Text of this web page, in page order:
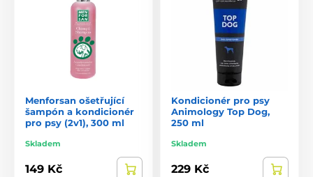
Menforsan ošetřující
šampón a kondicionér
pro psy (2v1), 300 ml
Skladem
149 Kč
Kondicionér pro psy
Animology Top Dog,
250 ml
Skladem
229 Kč